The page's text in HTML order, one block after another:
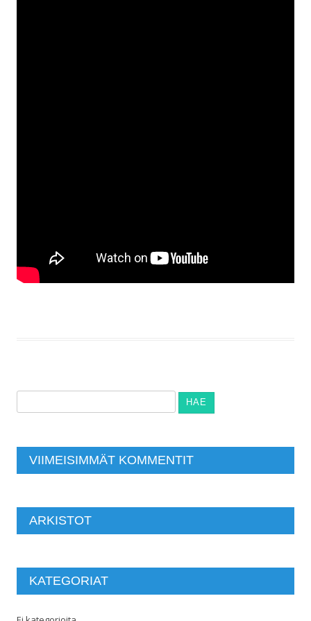
VIIMEISIMMÄT KOMMENTIT
ARKISTOT
KATEGORIAT